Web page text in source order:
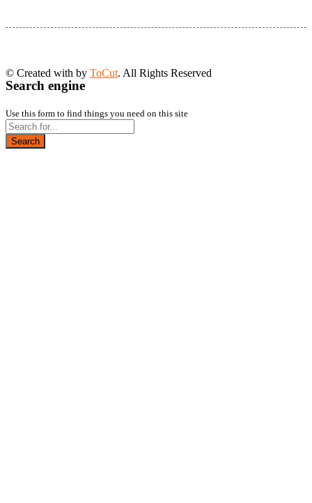
© Created with by ToCut. All Rights Reserved
Search engine
Use this form to find things you need on this site
Search